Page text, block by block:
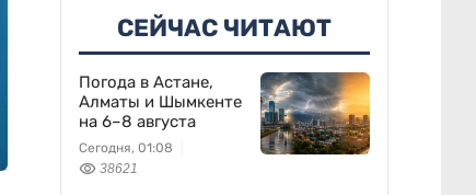
СЕЙЧАС ЧИТАЮТ
Погода в Астане,
Алматы и Шымкенте
на 6–8 августа
Сегодня, 01:08
38621